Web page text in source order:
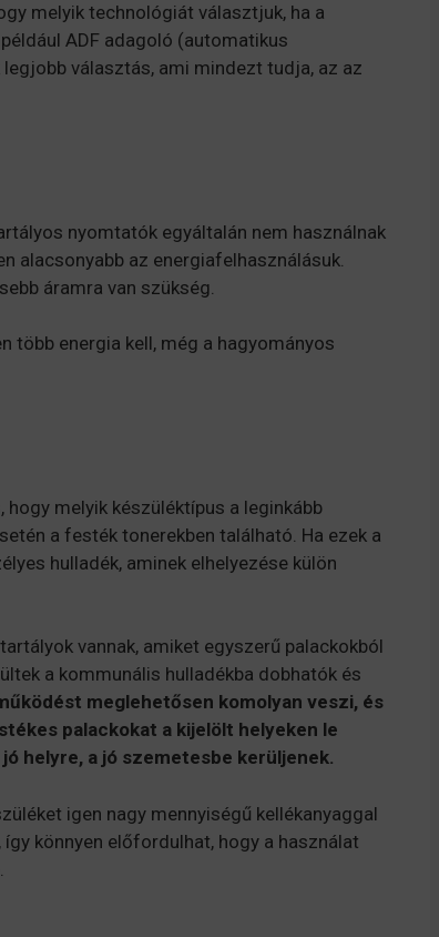
melyik technológiát választjuk, ha a
ADF adagoló (automatikus
választás, ami mindezt tudja, az az
nyomtatók egyáltalán nem használnak
alacsonyabb az energiafelhasználásuk.
áramra van szükség.
több energia kell, még a hagyományos
melyik készüléktípus a leginkább
a festék tonerekben található. Ha ezek a
hulladék, aminek elhelyezése külön
vannak, amiket egyszerű palackokból
a kommunális hulladékba dobhatók és
meglehetősen komolyan veszi, és
palackokat a kijelölt helyeken le
helyre, a jó szemetesbe kerüljenek.
igen nagy mennyiségű kellékanyaggal
könnyen előfordulhat, hogy a használat